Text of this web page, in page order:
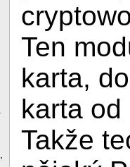
Ten
karta,
karta
Takže